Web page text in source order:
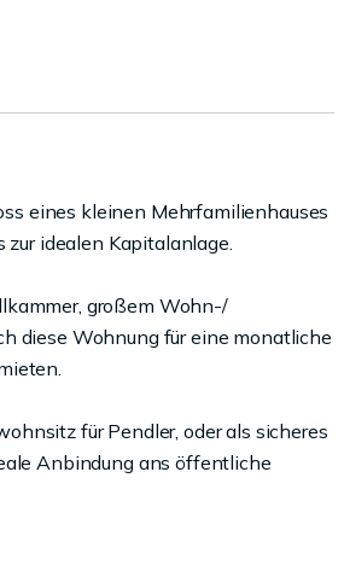
eines kleinen Mehrfamilienhauses
idealen Kapitalanlage.
großem Wohn-/
diese Wohnung für eine monatliche
für Pendler, oder als sicheres
Anbindung ans öffentliche